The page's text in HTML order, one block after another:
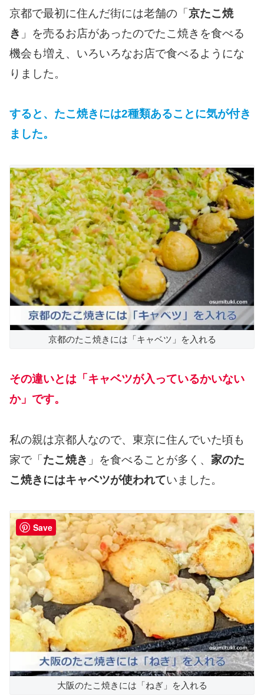
京都で最初に住んだ街には老舗の「 京たこ焼
き 」を売るお店があったのでたこ焼きを食べる
機会も増え、いろいろなお店で食べるようにな
りました。
すると、たこ焼きには2種類あることに気が付き
ました。
京都のたこ焼きには「キャベツ」を入れる
その違いとは「キャベツが入っているかいない
か」です。
私の親は京都人なので、東京に住んでいた頃も
家で「たこ焼き 」を食べることが多く、 家のた
こ焼きにはキャベツが使われていました。
大阪のたこ焼きには「ねぎ」を入れる
Save